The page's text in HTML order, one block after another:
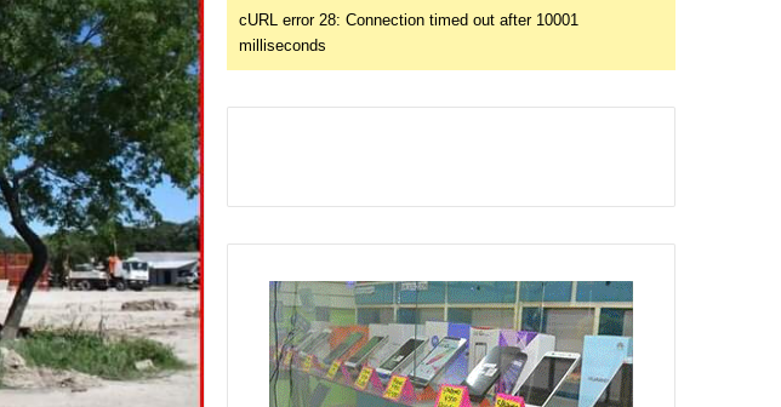
cURL error 28: Connection timed out after 10001
milliseconds